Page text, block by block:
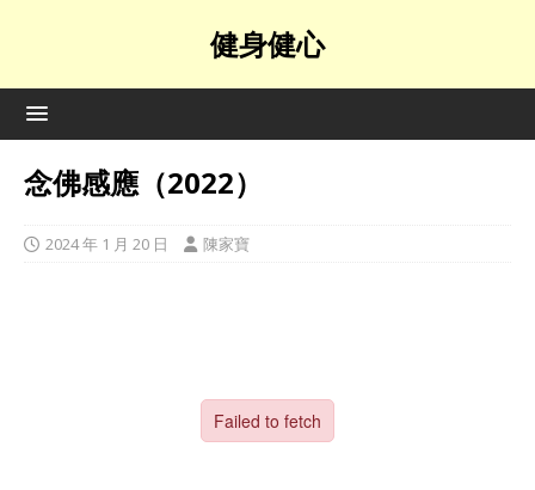
健身健心
念佛感應（2022）
2024 年 1 月 20 日 陳家寶